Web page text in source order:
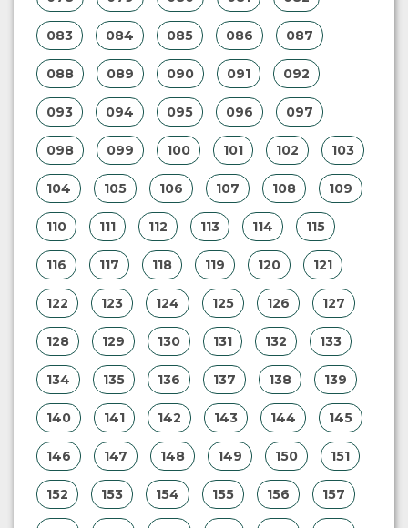
083 084 085 086 087
088 089 090 091 092
093 094 095 096 097
098 099 100 101 102 103
104 105 106 107 108 109
110 111 112 113 114 115
116 117 118 119 120 121
122 123 124 125 126 127
128 129 130 131 132 133
134 135 136 137 138 139
140 141 142 143 144 145
146 147 148 149 150 151
152 153 154 155 156 157